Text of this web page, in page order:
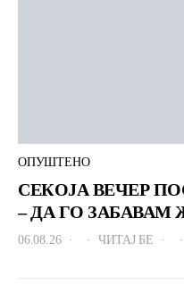
ОПУШТЕНО
СЕКОЈА ВЕЧЕР
– ДА ГО ЗАБАВАМ
06.08.26 ЧИТАЈ БЕ